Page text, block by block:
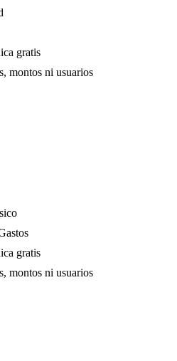
gratis
montos ni usuarios
gratis
montos ni usuarios